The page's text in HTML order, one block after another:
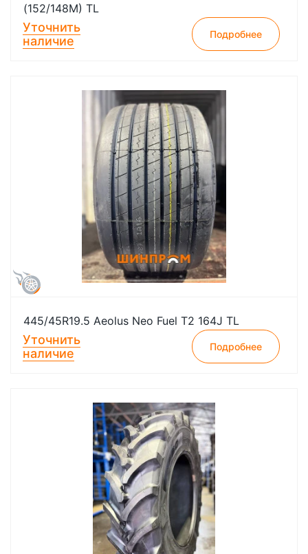
(152/148M) TL
Уточнить
наличие
Подробнее
445/45R19.5 Aeolus Neo Fuel T2 164J TL
Уточнить
наличие
Подробнее